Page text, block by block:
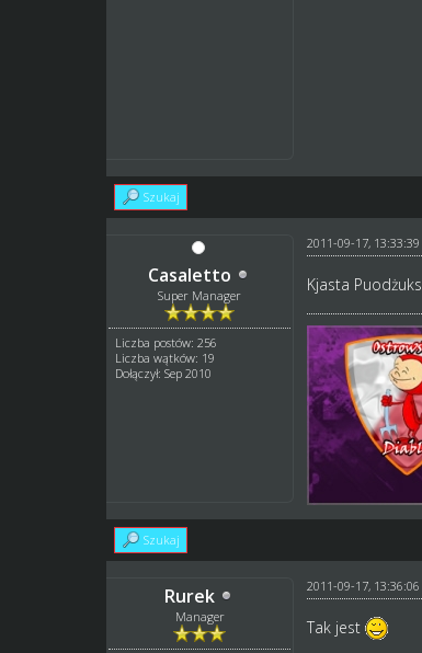
Szukaj
Casaletto
Super Manager
Liczba postów: 256
Liczba wątków: 19
Dołączył: Sep 2010
2011-09-17, 13:33:39
Kjasta Puodżuks
Szukaj
Rurek
Manager
2011-09-17, 13:36:06
Tak jest